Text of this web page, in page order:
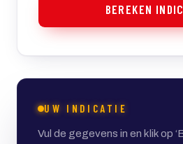
BEREKEN
UW INDICATIE
Vul de gegevens in en klik op